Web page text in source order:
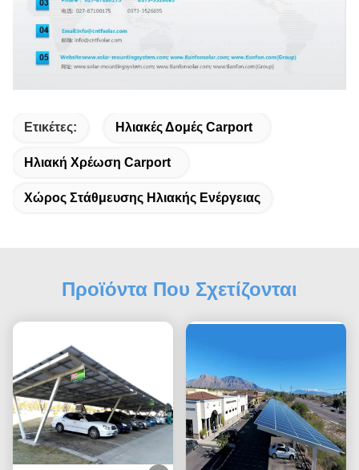
Ετικέτες: Ηλιακές Δομές Carport
Ηλιακή Χρέωση Carport
Χώρος Στάθμευσης Ηλιακής Ενέργειας
Προϊόντα Που Σχετίζονται